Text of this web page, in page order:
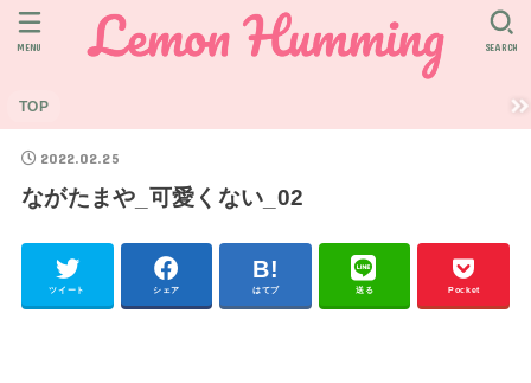
TOP
SEARCH
MENU
2022.02.25
ながたまや_可愛くない_02
ツイート シェア はてブ 送る Pocket